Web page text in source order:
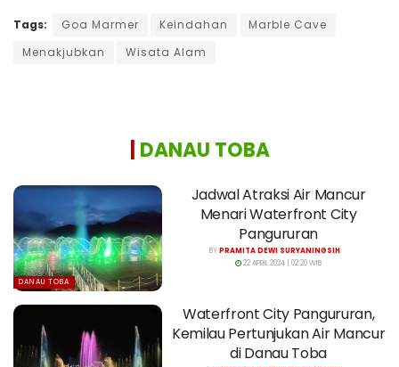
Tags: Goa Marmer Keindahan
Marble Cave
Menakjubkan
Wisata Alam
DANAU TOBA
DANAU TOBA
Jadwal Atraksi Air Mancur
Menari Waterfront City
Pangururan
BYPRAMITA DEWI SURYANINGSIH
22 APRIL 2024 | 02:20 WIB
Waterfront City Pangururan,
Kemilau Pertunjukan Air Mancur
di Danau Toba